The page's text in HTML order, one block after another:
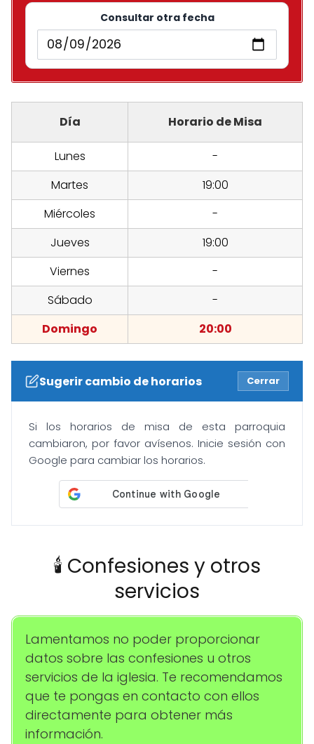
Consultar otra fecha
Día Horario de Misa
Lunes
-
Martes
19:00
Miércoles
-
Jueves
19:00
Viernes
-
Sábado
-
Domingo
20:00
Sugerir cambio de horarios Cerrar
Si los horarios de misa de esta parroquia
cambiaron, por favor avísenos. Inicie sesión con
Google para cambiar los horarios.
🕯️ Confesiones y otros
servicios
Lamentamos no poder proporcionar
datos sobre las confesiones u otros
servicios de la iglesia. Te recomendamos
que te pongas en contacto con ellos
directamente para obtener más
información.